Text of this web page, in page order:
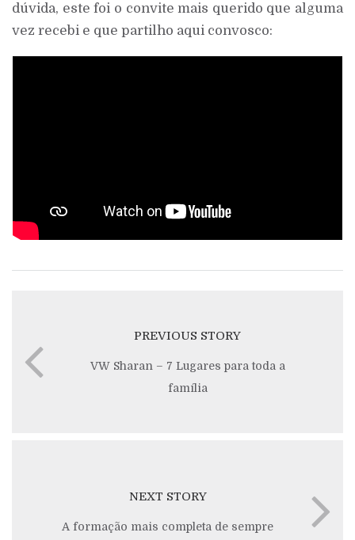
dúvida, este foi o convite mais querido que alguma
vez recebi e que partilho aqui convosco:
PREVIOUS STORY
VW Sharan – 7 Lugares para toda a
família
NEXT STORY
A formação mais completa de sempre